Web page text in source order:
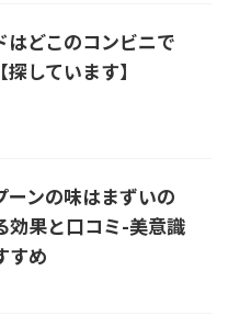
はどこのコンビニで
しています】
ーンの味はまずいの
効果と口コミ-美意識
すめ